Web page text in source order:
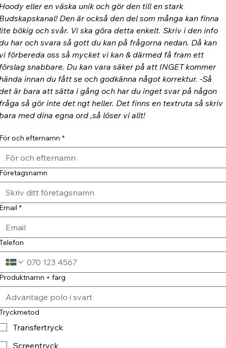
eller en väska unik och gör den till en stark
Den är också den del som många kan finna
bökig och svår. Vi ska göra detta enkelt. Skriv i den info
har och svara så gott du kan på frågorna nedan. Då kan
förbereda oss så mycket vi kan & därmed få fram ett
snabbare. Du kan vara säker på att INGET kommer
innan du fått se och godkänna något korrektur. -Så
är bara att sätta i gång och har du inget svar på någon
så gör inte det ngt heller. Det finns en textruta så skriv
med dina egna ord ,så löser vi allt!
och efternamn *
*
+ färg
Transfertryck
Screentryck